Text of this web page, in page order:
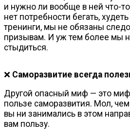
и нужно ли вообще в ней что-то
нет потребности бегать,
тренинги, мы не обязаны
призывам. И уж тем более мы
стыдиться.
❌ Саморазвитие всегда
Другой опасный миф — это
пользе саморазвития. Мол,
вы ни занимались в этом
вам пользу.